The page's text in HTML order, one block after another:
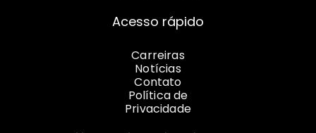
Acesso rápido
Carreiras
Notícias
Contato
Política de
Privacidade